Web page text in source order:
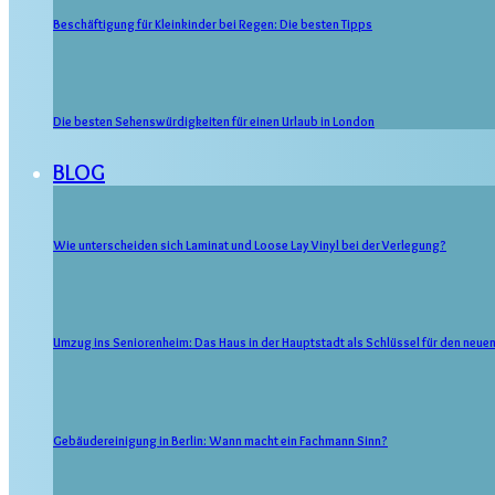
Beschäftigung für Kleinkinder bei Regen: Die besten Tipps
Die besten Sehenswürdigkeiten für einen Urlaub in London
BLOG
Wie unterscheiden sich Laminat und Loose Lay Vinyl bei der Verlegung?
Umzug ins Seniorenheim: Das Haus in der Hauptstadt als Schlüssel für den
Gebäudereinigung in Berlin: Wann macht ein Fachmann Sinn?